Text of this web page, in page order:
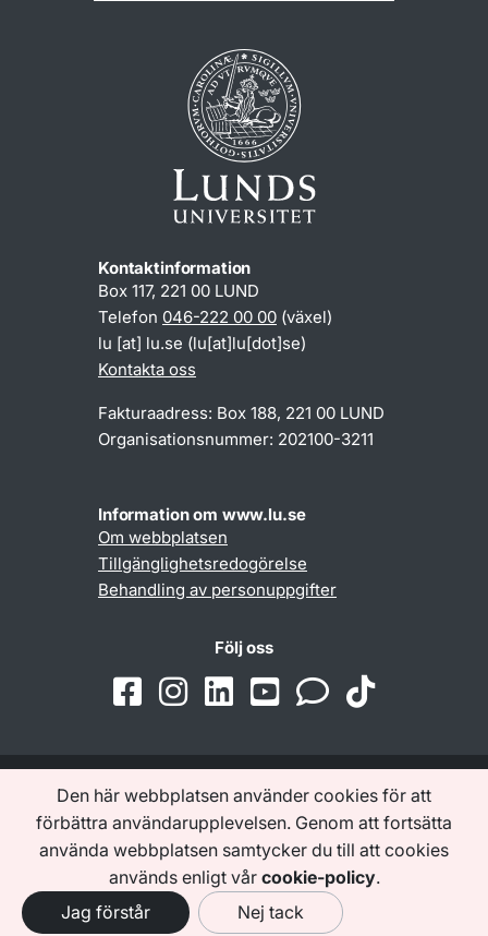
Den här webbplatsen använder cookies för att
förbättra användarupplevelsen. Genom att fortsätta
använda webbplatsen samtycker du till att cookies
används enligt vår cookie-policy.
Jag förstår
Nej tack
Kontaktinformation
Box 117, 221 00 LUND
Telefon 046-222 00 00 (växel)
lu [at] lu.se (lu[at]lu[dot]se)
Kontakta oss
Fakturaadress: Box 188, 221 00 LUND
Organisationsnummer: 202100-3211
Information om www.lu.se
Om webbplatsen
Tillgänglighetsredogörelse
Behandling av personuppgifter
Följ oss
Samarbeten och nätverk